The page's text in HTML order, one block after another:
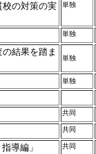
校の対策の実
単独
単独
結果を踏ま
単独
単独
共同
共同
導編」 共同